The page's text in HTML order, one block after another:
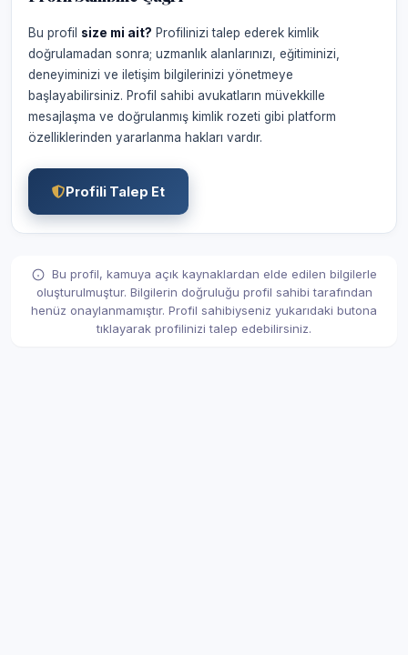
Bu profil size mi ait? Profilinizi talep ederek kimlik
doğrulamadan sonra; uzmanlık alanlarınızı, eğitiminizi,
deneyiminizi ve iletişim bilgilerinizi yönetmeye
başlayabilirsiniz. Profil sahibi avukatların müvekkille
mesajlaşma ve doğrulanmış kimlik rozeti gibi platform
özelliklerinden yararlanma hakları vardır.
Profili Talep Et
Bu profil, kamuya açık kaynaklardan elde edilen bilgilerle
oluşturulmuştur. Bilgilerin doğruluğu profil sahibi tarafından
henüz onaylanmamıştır. Profil sahibiyseniz yukarıdaki butona
tıklayarak profilinizi talep edebilirsiniz.